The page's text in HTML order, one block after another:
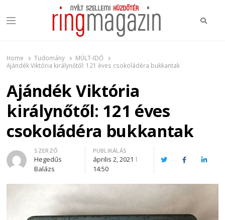
Menu
Home Tudomány
MÚLT-IDŐ
Ajándék Viktória királynőtől: 121 éves csokoládéra bukkantak
Ajándék Viktória
királynőtől: 121 éves
csokoládéra bukkantak
Author
SZERZŐ
Hegedűs
Balázs
PUBLIKÁLÁS
április 2, 2021
14:50
TwitterFacebook